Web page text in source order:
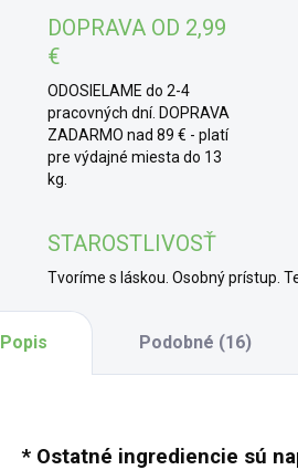
DOPRAVA OD 2,99
€
ODOSIELAME do 2-4
pracovných dní. DOPRAVA
ZADARMO nad 89 € - platí
pre výdajné miesta do 13
kg.
STAROSTLIVOSŤ
Tvoríme s láskou. Osobný prístup.
Popis Podobné (16)
* Ostatné ingrediencie sú